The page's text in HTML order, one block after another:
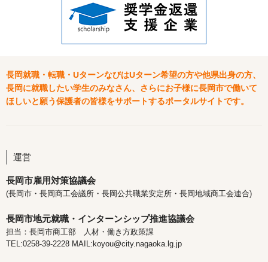
長岡就職・転職・UターンなびはUターン希望の方や他県出身の方、
長岡に就職したい学生のみなさん、さらにお子様に長岡市で働いて
ほしいと願う保護者の皆様をサポートするポータルサイトです。
運営
長岡市雇用対策協議会
(長岡市・長岡商工会議所・長岡公共職業安定所・長岡地域商工会連合)
長岡市地元就職・インターンシップ推進協議会
担当：長岡市商工部 人材・働き方政策課
TEL:0258-39-2228 MAIL:koyou@city.nagaoka.lg.jp